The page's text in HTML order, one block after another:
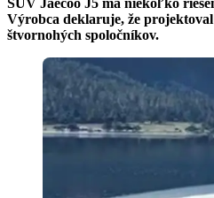
Výrobca deklaruje, že
štvornohých spoločníkov.